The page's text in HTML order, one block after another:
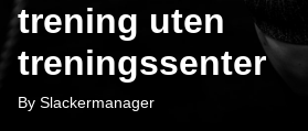
trening uten
treningssenter
By Slackermanager